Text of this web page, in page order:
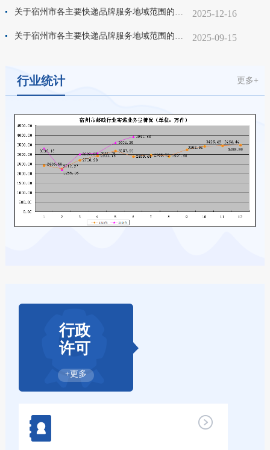
关于宿州市各主要快递品牌服务地域范围的公示（2025年四季度） 2025-12-16
关于宿州市各主要快递品牌服务地域范围的公示（2025年三季度） 2025-09-15
行业统计 更多+
行政
许可
+更多